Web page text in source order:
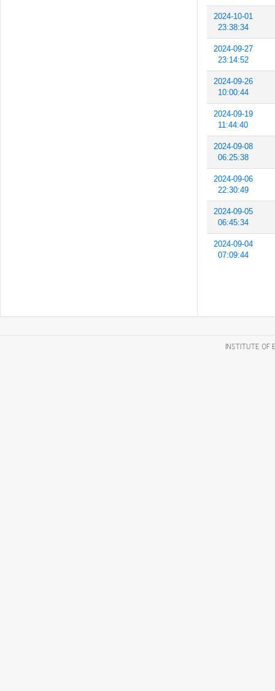
2024-10-01
23:38:34
2024-09-27
23:14:52
2024-09-26
10:00:44
2024-09-19
11:44:40
2024-09-08
06:25:38
2024-09-06
22:30:49
2024-09-05
06:45:34
2024-09-04
07:09:44
INSTITUTE OF